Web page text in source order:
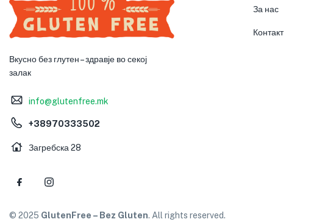
Вкусно без глутен – здравје во секој
залак
info@glutenfree.mk
+38970333502
Загребска 28
За нас
Контакт
© 2025 GlutenFree – Bez Gluten. All rights reserved.